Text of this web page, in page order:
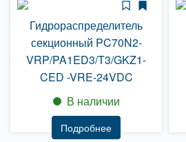
Гидрораспределитель
секционный PC70N2-
VRP/PA1ED3/T3/GKZ1-
CED -VRE-24VDC
В наличии
Подробнее